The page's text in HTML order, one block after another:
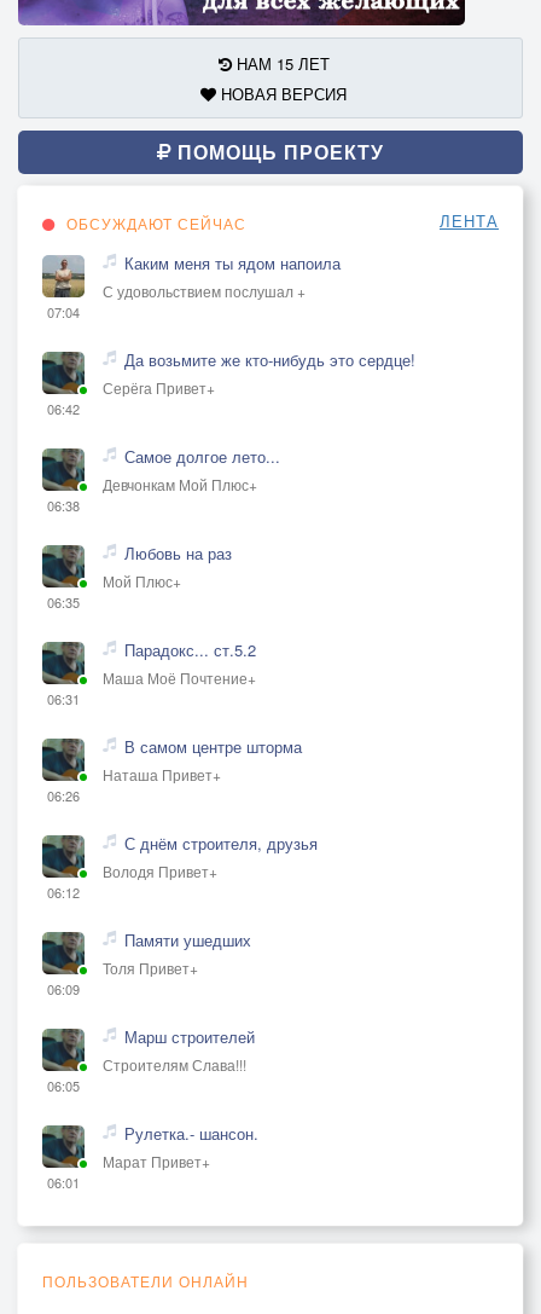
НАМ 15 ЛЕТ
НОВАЯ ВЕРСИЯ
ПОМОЩЬ ПРОЕКТУ
ОБСУЖДАЮТ СЕЙЧАС ЛЕНТА
07:04
Каким меня ты ядом напоила
С удовольствием послушал +
06:42
Да возьмите же кто-нибудь это сердце!
Серёга Привет+
06:38
Самое долгое лето...
Девчонкам Мой Плюс+
06:35
Любовь на раз
Мой Плюс+
06:31
Парадокс... ст.5.2
Маша Моё Почтение+
06:26
В самом центре шторма
Наташа Привет+
06:12
С днём строителя, друзья
Володя Привет+
06:09
Памяти ушедших
Толя Привет+
06:05
Марш строителей
Строителям Слава!!!
06:01
Рулетка.- шансон.
Марат Привет+
ПОЛЬЗОВАТЕЛИ ОНЛАЙН